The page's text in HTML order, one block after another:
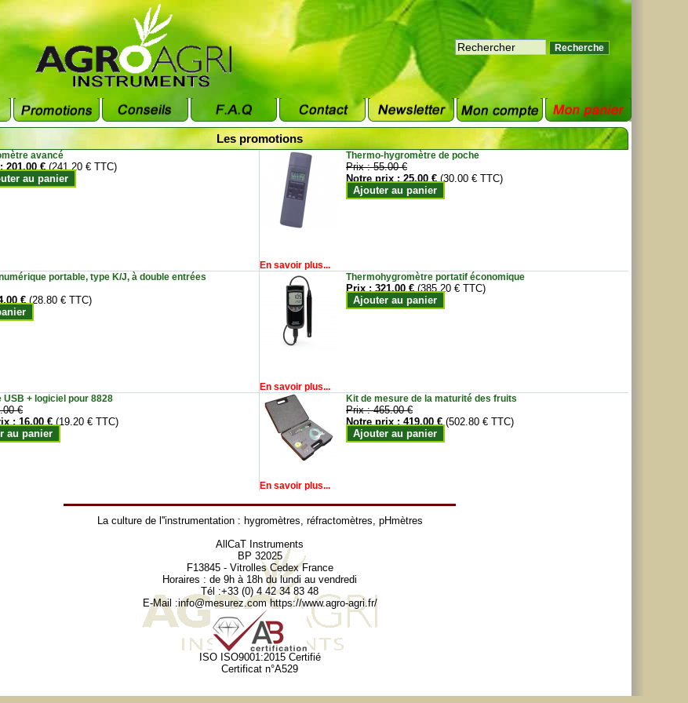
Les promotions
avancé
:201.00 € (241.20 € TTC)
au panier
Thermo-hygromètre de poche
Prix :55.00 €
Notre prix :25.00 € (30.00 € TTC)
Ajouter au panier
En savoir plus...
portable, type K/J, à double entrées
€ (28.80 € TTC)
Thermohygromètre portatif économique
Prix :321.00 € (385.20 € TTC)
Ajouter au panier
En savoir plus...
USB + logiciel pour 8828
€
:16.00 € (19.20 € TTC)
au panier
Kit de mesure de la maturité des fruits
Prix :465.00 €
Notre prix :419.00 € (502.80 € TTC)
Ajouter au panier
En savoir plus...
La culture de l''instrumentation : hygromètres, réfractomètres, pHmètres
AllCaT Instruments
BP 32025
F13845 - Vitrolles Cedex France
Horaires : de 9h à 18h du lundi au vendredi
Tél :+33 (0) 4 42 34 83 48
E-Mail :info@mesurez.com https://www.agro-agri.fr/
ISO ISO9001:2015 Certifié
Certificat n°A529